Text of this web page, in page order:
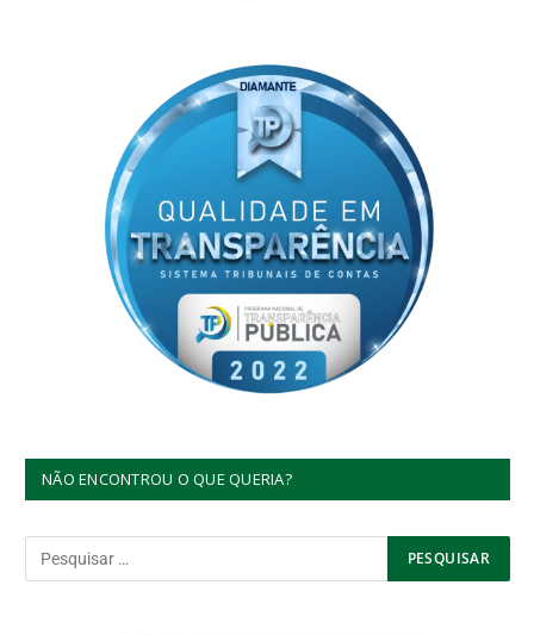
NÃO ENCONTROU O QUE QUERIA?